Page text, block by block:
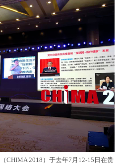
（CHIMA 2018）于去年7月12-15日在贵